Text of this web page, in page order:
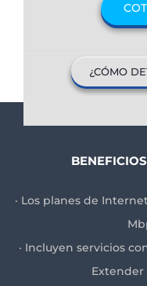
¿CÓMO
· Los planes de
· Incluyen servicios
Extender